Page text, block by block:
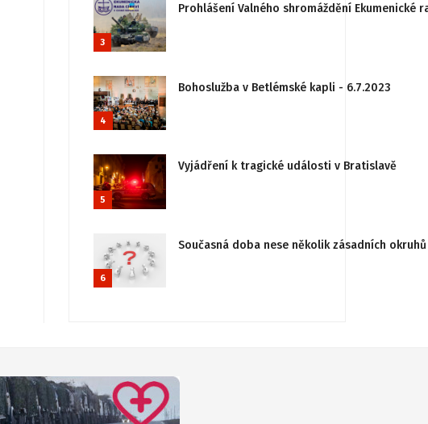
3
Prohlášení Valného shromáždění
4
Bohoslužba v Betlémské kapli - 6.7.2023
5
Vyjádření k tragické události v Bratislavě
6
Současná doba nese několik zásadních